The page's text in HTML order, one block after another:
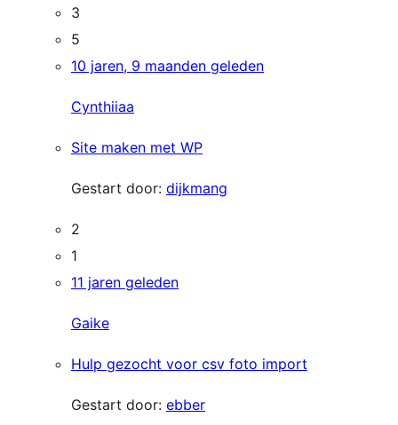
3
5
10 jaren, 9 maanden geleden
Cynthiiaa
Site maken met WP
Gestart door: dijkmang
2
1
11 jaren geleden
Gaike
Hulp gezocht voor csv foto import
Gestart door: ebber